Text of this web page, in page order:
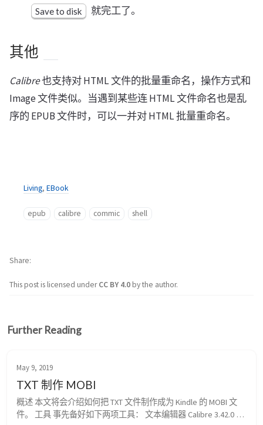
Save to disk 就完工了。
其他
Calibre也支持对 HTML 文件的批量重命名，操作方式和
Image 文件类似。当遇到某些连 HTML 文件命名也是乱
序的 EPUB 文件时，可以一并对 HTML 批量重命名。
Living, EBook
epub calibre commic shell
This post is licensed underCC BY 4.0by the author.
Share
Further Reading
May 9, 2019
TXT 制作 MOBI
概述 本文将会介绍如何把 TXT 文件制作成为 Kindle 的 MOBI 文
件。 工具 事先备好如下两项工具： 文本编辑器 Calibre 3.42.0 其